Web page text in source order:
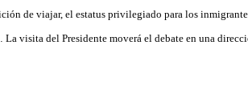
de viajar, el estatus privilegiado para los
visita del Presidente moverá el debate en una